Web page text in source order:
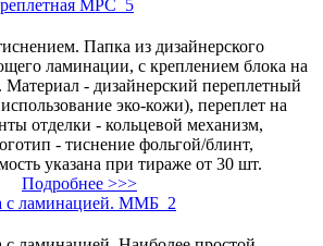
МРС_5
Папка из дизайнерского
ламинации, с креплением блока на
Материал - дизайнерский переплетный
эко-кожи), переплет на
отделки - кольцевой механизм,
- тиснение фольгой/блинт,
указана при тираже от 30 шт.
Подробнее >>>
с ламинацией. ММБ_2